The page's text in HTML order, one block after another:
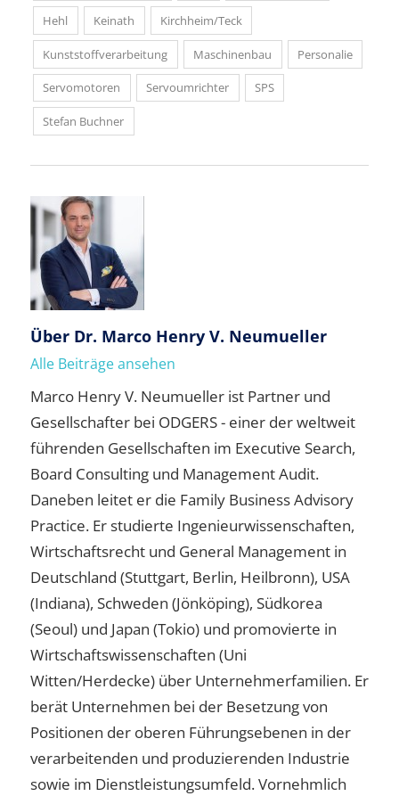
Hehl Keinath Kirchheim/Teck
Kunststoffverarbeitung Maschinenbau Personalie
Servomotoren Servoumrichter SPS
Stefan Buchner
Über Dr. Marco Henry V. Neumueller
Alle Beiträge ansehen
Marco Henry V. Neumueller ist Partner und
Gesellschafter bei ODGERS - einer der weltweit
führenden Gesellschaften im Executive Search,
Board Consulting und Management Audit.
Daneben leitet er die Family Business Advisory
Practice. Er studierte Ingenieurwissenschaften,
Wirtschaftsrecht und General Management in
Deutschland (Stuttgart, Berlin, Heilbronn), USA
(Indiana), Schweden (Jönköping), Südkorea
(Seoul) und Japan (Tokio) und promovierte in
Wirtschaftswissenschaften (Uni
Witten/Herdecke) über Unternehmerfamilien. Er
berät Unternehmen bei der Besetzung von
Positionen der oberen Führungsebenen in der
verarbeitenden und produzierenden Industrie
sowie im Dienstleistungsumfeld. Vornehmlich